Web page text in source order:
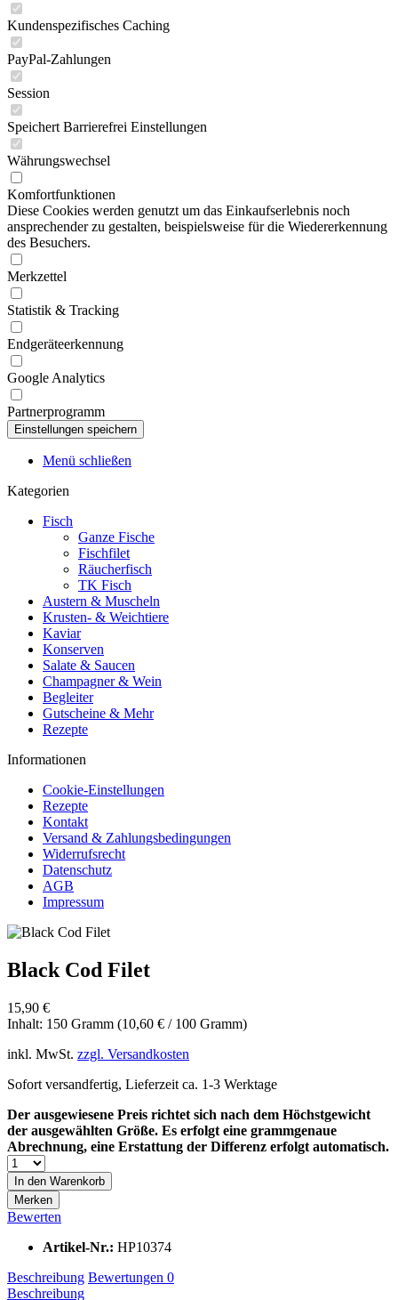
Kundenspezifisches Caching
PayPal-Zahlungen
Session
Speichert Barrierefrei Einstellungen
Währungswechsel
Komfortfunktionen
Diese Cookies werden genutzt um das Einkaufserlebnis noch
ansprechender zu gestalten, beispielsweise für die Wiedererkennung
des Besuchers.
Merkzettel
Statistik & Tracking
Endgeräteerkennung
Google Analytics
Partnerprogramm
Menü schließen
Kategorien
Fisch
Ganze Fische
Fischfilet
Räucherfisch
TK Fisch
Austern & Muscheln
Krusten- & Weichtiere
Kaviar
Konserven
Salate & Saucen
Champagner & Wein
Begleiter
Gutscheine & Mehr
Rezepte
Informationen
Cookie-Einstellungen
Rezepte
Kontakt
Versand & Zahlungsbedingungen
Widerrufsrecht
Datenschutz
AGB
Impressum
Black Cod Filet
15,90 €
Inhalt: 150 Gramm (10,60 € / 100 Gramm)
inkl. MwSt. zzgl. Versandkosten
Sofort versandfertig, Lieferzeit ca. 1-3 Werktage
Der ausgewiesene Preis richtet sich nach dem Höchstgewicht
der ausgewählten Größe. Es erfolgt eine grammgenaue
Abrechnung, eine Erstattung der Differenz erfolgt automatisch.
In den Warenkorb
Merken
Bewerten
Artikel-Nr.: HP10374
Beschreibung Bewertungen 0
Beschreibung